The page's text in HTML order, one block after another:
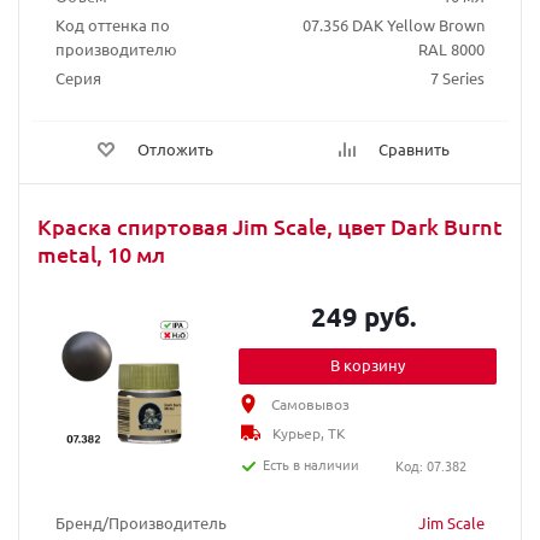
Код оттенка по
производителю
07.356 DAK Yellow Brown
RAL 8000
Серия
7 Series
Отложить Сравнить
Краска спиртовая Jim Scale, цвет Dark Burnt
metal, 10 мл
Бренд/Производитель
Jim Scale
249 руб.
В корзину
Самовывоз
Курьер, ТК
Есть в наличии
Код: 07.382